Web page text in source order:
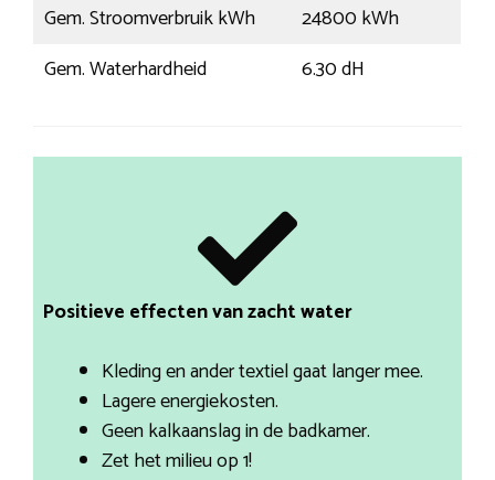
Gem. Stroomverbruik kWh
24800 kWh
Gem. Waterhardheid
6.30 dH
Positieve effecten van zacht water
Kleding en ander textiel gaat langer mee.
Lagere energiekosten.
Geen kalkaanslag in de badkamer.
Zet het milieu op 1!